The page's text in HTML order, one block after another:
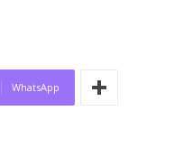
WhatsApp